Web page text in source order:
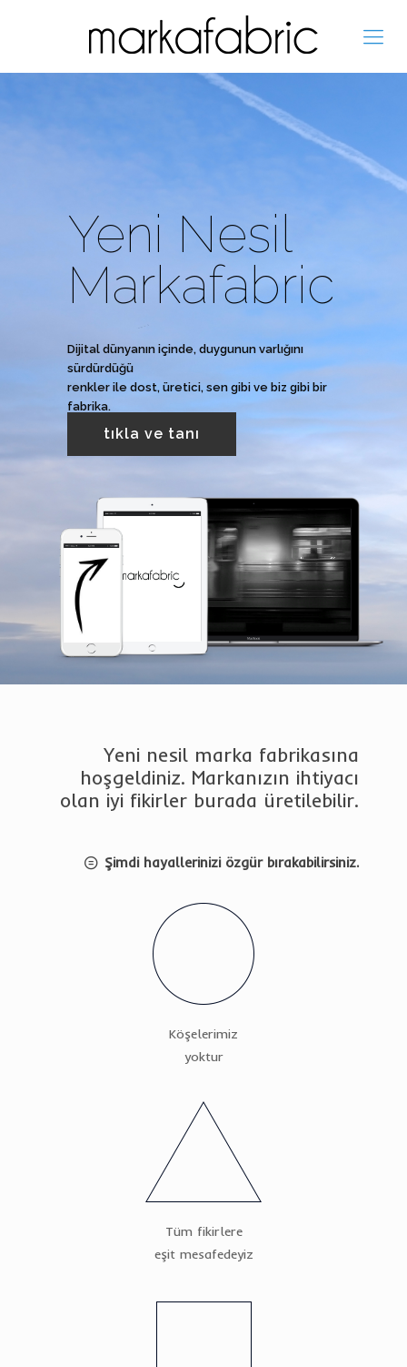
Yeni Nesil
Markafabric
Dijital dünyanın içinde, duygunun varlığını
sürdürdüğü
renkler ile dost, üretici, sen gibi ve biz gibi bir
fabrika.
tıkla ve tanı
Yeni nesil marka fabrikasına
hoşgeldiniz. Markanızın ihtiyacı
olan iyi fikirler burada üretilebilir.
Şimdi hayallerinizi özgür bırakabilirsiniz.
Köşelerimiz
yoktur
Tüm fikirlere
eşit mesafedeyiz